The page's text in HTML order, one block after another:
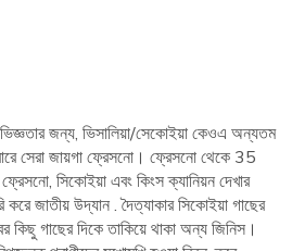
জন্য, ভিসালিয়া/সেকোইয়া কেওএ অন্যতম
সেরা জায়গা ফ্রেসনো। ফ্রেসনো থেকে 35
সিকোইয়া এবং কিংস ক্যানিয়ন দেখার
জাতীয় উদ্যান . দৈত্যাকার সিকোইয়া গাছের
কিছু গাছের দিকে তাকিয়ে থাকা অন্য জিনিস।